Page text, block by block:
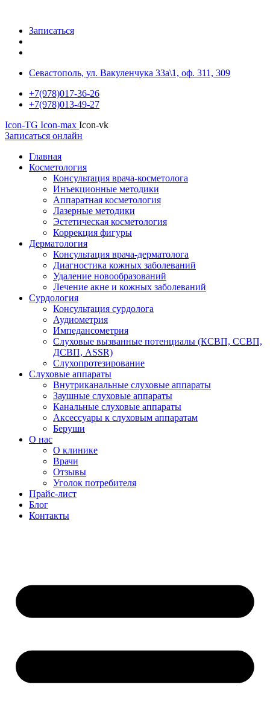
Записаться
Севастополь, ул. Вакуленчука 33а\1, оф. 311, 309
+7(978)017-36-26
+7(978)013-49-27
Icon-TG Icon-max Icon-vk
Записаться онлайн
Главная
Косметология
Консультация врача-косметолога
Инъекционные методики
Аппаратная косметология
Лазерные методики
Эстетическая косметология
Коррекция фигуры
Дерматология
Консультация врача-дерматолога
Диагностика кожных заболеваний
Удаление новообразований
Лечение акне и кожных заболеваний
Сурдология
Консультация сурдолога
Аудиометрия
Импедансометрия
Слуховые вызванные потенциалы (КСВП, ССВП,
ДСВП, ASSR)
Слухопротезирование
Слуховые аппараты
Внутриканальные слуховые аппараты
Заушные слуховые аппараты
Канальные слуховые аппараты
Аксессуары к слуховым аппаратам
Беруши
О нас
О клинике
Врачи
Отзывы
Уголок потребителя
Прайс-лист
Блог
Контакты